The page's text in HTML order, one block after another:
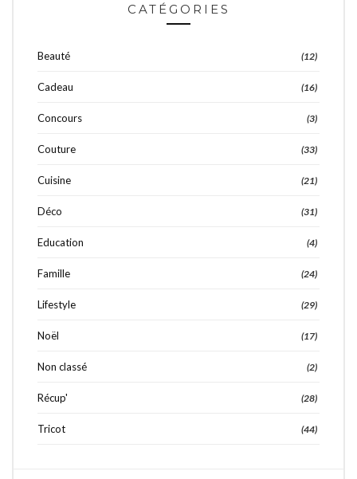
CATÉGORIES
Beauté (12)
Cadeau (16)
Concours (3)
Couture (33)
Cuisine (21)
Déco (31)
Education (4)
Famille (24)
Lifestyle (29)
Noël (17)
Non classé (2)
Récup' (28)
Tricot (44)